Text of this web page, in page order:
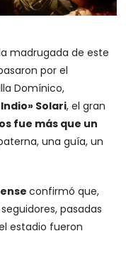
madrugada de este
por el
Domínico,
Solari, el gran
fue más que un
una guía, un
confirmó que,
pasadas
estadio fueron